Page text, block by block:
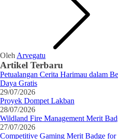
Oleh Arvegatu
Artikel Terbaru
Petualangan Cerita Harimau dalam
Daya Gratis
29/07/2026
Proyek Dompet Lakban
28/07/2026
Wildland Fire Management Merit
27/07/2026
Competitive Gaming Merit Badge for